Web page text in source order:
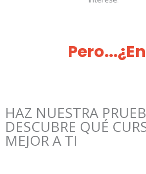
HAZ NUESTRA
DESCUBRE QUÉ
MEJOR A TI